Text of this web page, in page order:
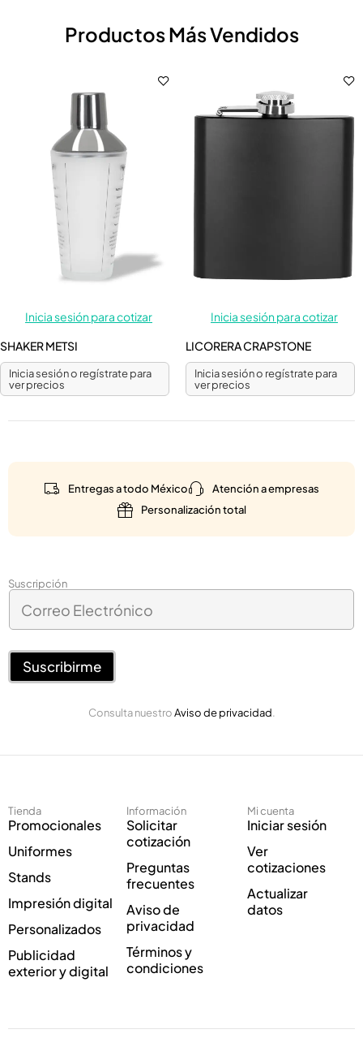
Productos Más Vendidos
Inicia sesión para cotizar
SHAKER METSI
Inicia sesión o regístrate para
ver precios
Inicia sesión para cotizar
LICORERA CRAPSTONE
Inicia sesión o regístrate para
ver precios
Entregas a todo México
Atención a empresas
Personalización total
Suscripción
E
t
ó
o
r
r
o
E
e
c
r
ó
c
C
r
r
o
c
n
i
c
o
*
Suscribirme
Consulta nuestroAviso de privacidad.
Tienda
Promocionales
Uniformes
Stands
Impresión digital
Personalizados
Publicidad
exterior y digital
Información
Solicitar
cotización
Preguntas
frecuentes
Aviso de
privacidad
Términos y
condiciones
Mi cuenta
Iniciar sesión
Ver
cotizaciones
Actualizar
datos